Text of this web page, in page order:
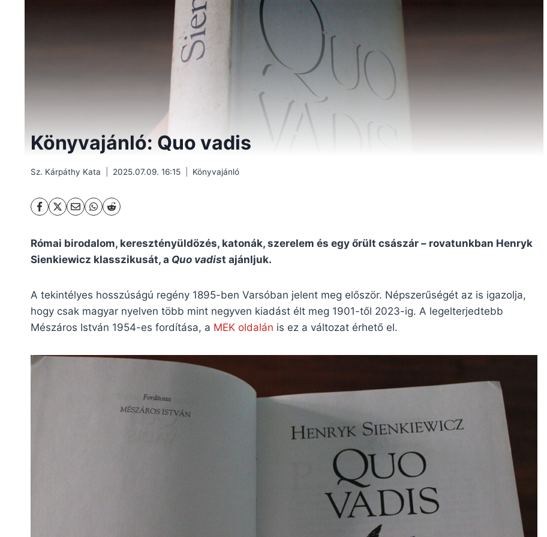
Könyvajánló: Quo vadis
Sz. Kárpáthy Kata 2025.07.09. 16:15 Könyvajánló
Római birodalom, keresztényüldözés, katonák, szerelem és egy őrült császár – rovatunkban Henryk
Sienkiewicz klasszikusát, a Quo vadist ajánljuk.
A tekintélyes hosszúságú regény 1895-ben Varsóban jelent meg először. Népszerűségét az is igazolja,
hogy csak magyar nyelven több mint negyven kiadást élt meg 1901-től 2023-ig. A legelterjedtebb
Mészáros István 1954-es fordítása, a MEK oldalán is ez a változat érhető el.